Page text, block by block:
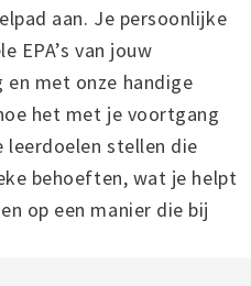
aan. Je persoonlijke
EPA’s van jouw
met onze handige
het met je voortgang
stellen die
behoeften, wat je helpt
op een manier die bij